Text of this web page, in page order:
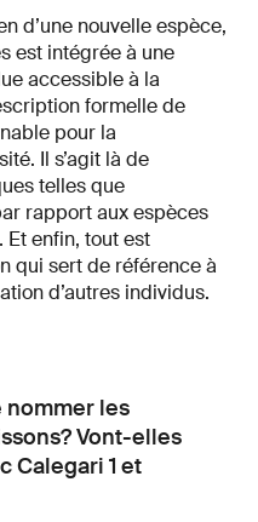
d’une nouvelle espèce,
est intégrée à une
accessible à la
formelle de
pour la
Il s’agit là de
telles que
rapport aux espèces
Et enfin, tout est
qui sert de référence à
d’autres individus.
les
Vont-elles
Calegari 1 et